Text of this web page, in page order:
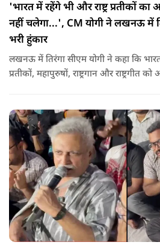
'भारत में रहेंगे भी और राष्ट्र प्रतीकों
नहीं चलेगा...', CM योगी ने लखनऊ में
भरी हुंकार
लखनऊ में तिरंगा सीएम योगी ने कहा कि
प्रतीकों, महापुरुषों, राष्ट्रगान और राष्ट्रगीत
की हर चुनौती का सामना करने में सक्षम है.